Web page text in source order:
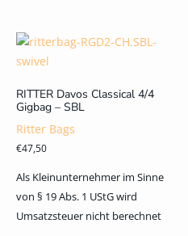
RITTER Davos Classical 4/4
Gigbag – SBL
Ritter Bags
€47,50
Als Kleinunternehmer im Sinne
von § 19 Abs. 1 UStG wird
Umsatzsteuer nicht berechnet